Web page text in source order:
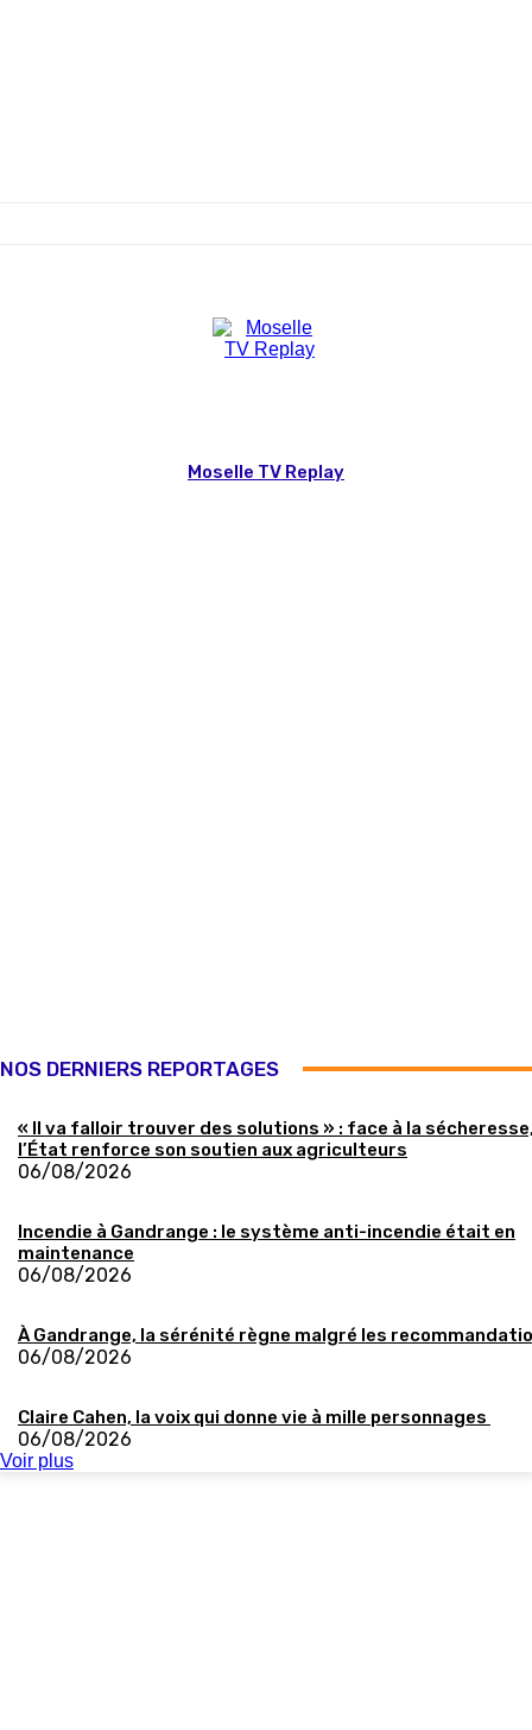
Moselle TV Replay
NOS DERNIERS REPORTAGES
« Il va falloir trouver des solutions » : face à la
l’État renforce son soutien aux agriculteurs
06/08/2026
Incendie à Gandrange : le système anti-incendie était en
maintenance
06/08/2026
À Gandrange, la sérénité règne malgré les
06/08/2026
Claire Cahen, la voix qui donne vie à mille personnages
06/08/2026
Voir plus